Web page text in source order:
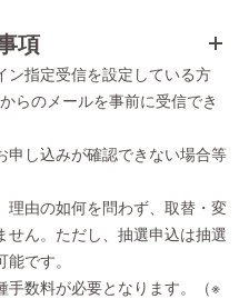
項
ン指定受信を設定している方
らのメールを事前に受信でき
申し込みが確認できない場合等
理由の如何を問わず、取替・変
ん。ただし、抽選申込は抽選
です。
手数料が必要となります。（※